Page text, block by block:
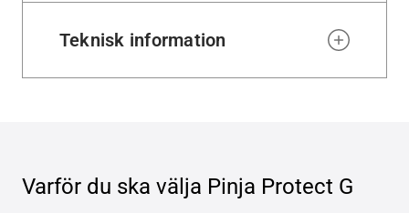
Teknisk information
Varför du ska välja Pinja Protect G